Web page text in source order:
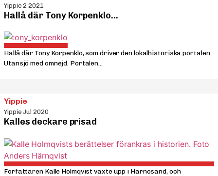
Yippie 2 2021
Hallå där Tony Korpen­klo…
Hallå där Tony Korpen­klo, som driver den lokalhistoriska portalen
Utansjö med omnejd. Portalen...
Yippie
Yippie Jul 2020
Kalles deckare prisad
Författaren Kalle Holmqvist växte upp i Härnösand, och